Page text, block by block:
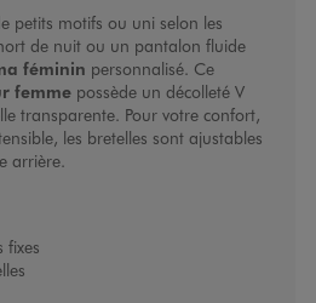
petits motifs ou uni selon les
de nuitou un pantalon fluide
féminin personnalisé. Ce
femme possède un décolleté V
transparente. Pour votre confort,
les bretelles sont ajustables
arrière.
fixes